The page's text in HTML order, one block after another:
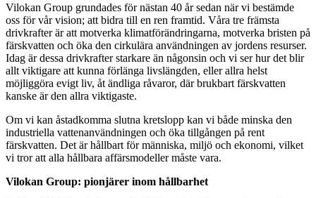
Vilokan Group grundades för nästan 40 år sedan när vi bestämde
oss för vår vision; att bidra till en ren framtid. Våra tre främsta
drivkrafter är att motverka klimatförändringarna, motverka bristen på
färskvatten och öka den cirkulära användningen av jordens resurser.
Idag är dessa drivkrafter starkare än någonsin och vi ser hur det blir
allt viktigare att kunna förlänga livslängden, eller allra helst
möjliggöra evigt liv, åt ändliga råvaror, där brukbart färskvatten
kanske är den allra viktigaste.
Om vi kan åstadkomma slutna kretslopp kan vi både minska den
industriella vattenanvändningen och öka tillgången på rent
färskvatten. Det är hållbart för människa, miljö och ekonomi, vilket
vi tror att alla hållbara affärsmodeller måste vara.
Vilokan Group: pionjärer inom hållbarhet